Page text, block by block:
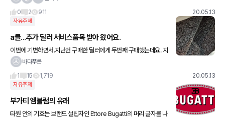
0
2 911 20.05.13
자유주제
a클...추가 딜러 서비스품목 받아 왔어요.
이번에 기변하면서.지난번 구매한 딜러에게 두번째 구매했는데요. 지
난번엔 르삼 영맨 선배가 껴 있어서 그 선배가 마진 다 넘겨받고 마진
바다푸른
1
15 1,719 20.05.13
자유주제
부가티 엠블럼의 유래
타원 안의 기호는 브랜드 설립자인 Ettore Bugatti의 머리 글자를 나